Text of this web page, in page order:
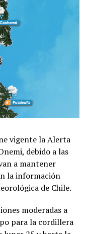
vigente la Alerta
debido a las
a mantener
la información
de Chile.
moderadas a
para la cordillera